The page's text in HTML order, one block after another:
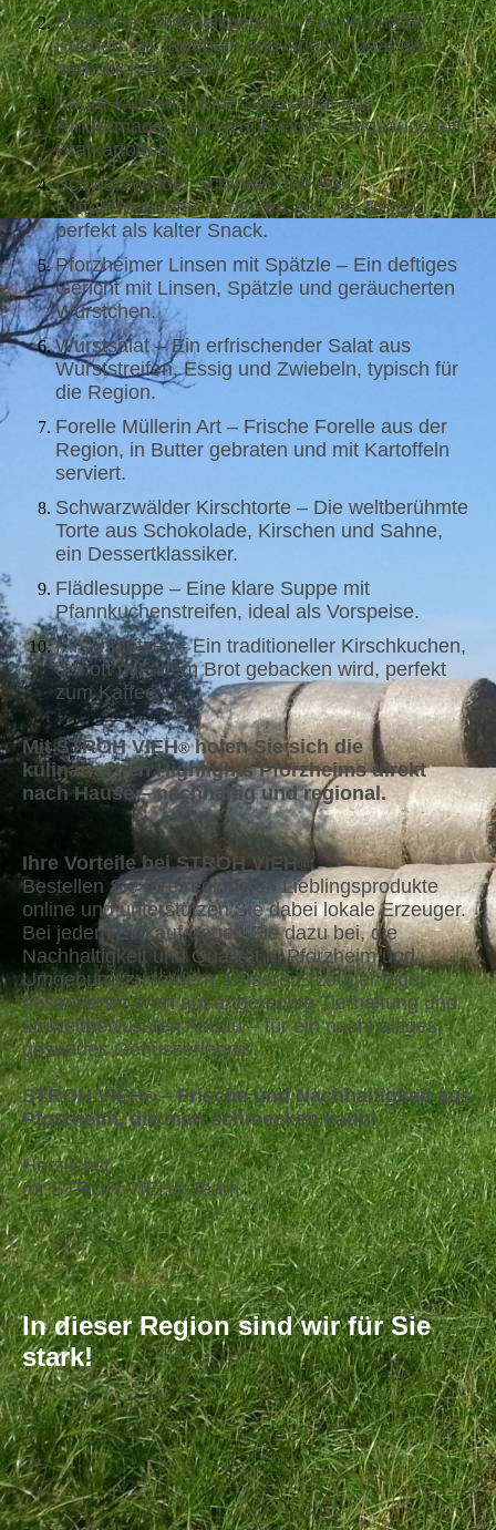
Badischer Zwiebelkuchen – Ein herzhafter
Kuchen mit Zwiebeln und Speck, ideal als
herbstliches Gericht.
Saure Kutteln – Eine Spezialität aus
Rindermagen, serviert in einer Essigsauce mit
Bratkartoffeln.
Schwarzwälder Schinken mit Brot –
Luftgetrockneter Schinken aus der Region,
perfekt als kalter Snack.
Pforzheimer Linsen mit Spätzle – Ein deftiges
Gericht mit Linsen, Spätzle und geräucherten
Würstchen.
Wurstsalat – Ein erfrischender Salat aus
Wurststreifen, Essig und Zwiebeln, typisch für
die Region.
Forelle Müllerin Art – Frische Forelle aus der
Region, in Butter gebraten und mit Kartoffeln
serviert.
Schwarzwälder Kirschtorte – Die weltberühmte
Torte aus Schokolade, Kirschen und Sahne,
ein Dessertklassiker.
Flädlesuppe – Eine klare Suppe mit
Pfannkuchenstreifen, ideal als Vorspeise.
Kirschplotzer – Ein traditioneller Kirschkuchen,
der oft mit altem Brot gebacken wird, perfekt
zum Kaffee.
Mit STROH VIEH®holen Sie sich die
kulinarischen Highlights Pforzheims direkt
nach Hause – nachhaltig und regional.
Ihre Vorteile bei STROH VIEH®:
Bestellen Sie Ihre regionalen Lieblingsprodukte
online und unterstützen Sie dabei lokale Erzeuger.
Bei jedem Einkauf tragen Sie dazu bei, die
Nachhaltigkeit und Qualität in Pforzheim und
Umgebung zu fördern. Unsere Erzeuger legen
besonderen Wert auf artgerechte Tierhaltung und
umweltbewussten Anbau – für ein nachhaltiges,
gesundes Genusserlebnis.
STROH VIEH®– Frische und Nachhaltigkeit aus
Pforzheim, die man schmecken kann!
Herzlichst,
Ihr STROH VIEH®-Team
In dieser Region sind wir für Sie
stark!